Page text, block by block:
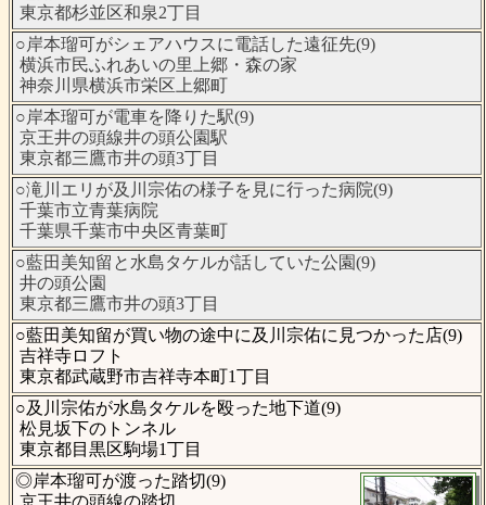
東京都杉並区和泉2丁目
○岸本瑠可がシェアハウスに電話した遠征先(9)
横浜市民ふれあいの里上郷・森の家
神奈川県横浜市栄区上郷町
○岸本瑠可が電車を降りた駅(9)
京王井の頭線井の頭公園駅
東京都三鷹市井の頭3丁目
○滝川エリが及川宗佑の様子を見に行った病院(9)
千葉市立青葉病院
千葉県千葉市中央区青葉町
○藍田美知留と水島タケルが話していた公園(9)
井の頭公園
東京都三鷹市井の頭3丁目
○藍田美知留が買い物の途中に及川宗佑に見つかった店(9)
吉祥寺ロフト
東京都武蔵野市吉祥寺本町1丁目
○及川宗佑が水島タケルを殴った地下道(9)
松見坂下のトンネル
東京都目黒区駒場1丁目
◎岸本瑠可が渡った踏切(9)
京王井の頭線の踏切